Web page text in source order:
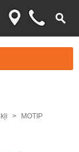
MOTIP